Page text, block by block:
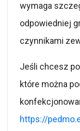
wymaga
odpowiedniej
czynnikami
Jeśli chcesz
które można
https://